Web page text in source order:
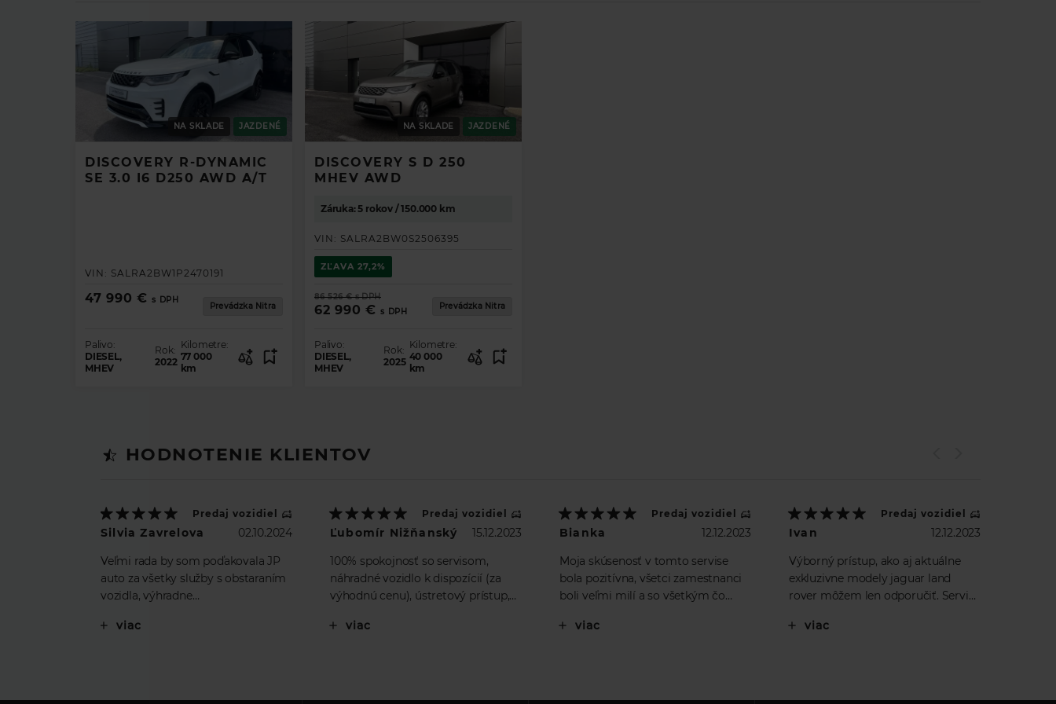
NA SKLADE JAZDENÉ
DISCOVERY R-DYNAMIC
SE 3.0 I6 D250 AWD A/T
VIN: SALRA2BW1P2470191
47 990 € s DPH
Prevádzka Nitra
Palivo:
DIESEL,
MHEV
Rok:
2022
Kilometre:
77 000
km
NA SKLADE JAZDENÉ
DISCOVERY S D 250
MHEV AWD
Záruka: 5 rokov / 150.000 km
VIN: SALRA2BW0S2506395
ZĽAVA 27,2%
86 526 € s DPH
62 990 € s DPH
Prevádzka Nitra
Palivo:
DIESEL,
MHEV
Rok:
2025
Kilometre:
40 000
km
HODNOTENIE KLIENTOV
Predaj vozidiel
Silvia Zavrelova
02.10.2024
Veľmi rada by som poďakovala JP
auto za všetky služby s obstaraním
vozidla, výhradne
profesionálny prístup, ale aj
ktorá bola taktiež veľmi ochotná,
viac
Predaj vozidiel
Ľubomír Nižňanský
15.12.2023
100% spokojnosť so servisom,
náhradné vozidlo k dispozícií (za
výhodnú cenu), ústretový prístup,
Discovery Sport
viac
Predaj vozidiel
Bianka
12.12.2023
Moja skúsenosť v tomto servise
bola pozitívna, všetci zamestnanci
boli veľmi milí a so všetkým čo
pomohli . Rada sa na Vás obrátim
viac
Predaj vozidiel
Ivan
12.12.2023
Výborný prístup, ako aj aktuálne
exkluzivne modely jaguar land
rover môžem len odporučiť. Servis,
:) 5*****.
viac